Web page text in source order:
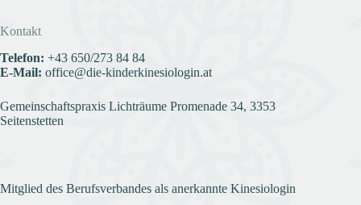
Kontakt
Telefon: +43 650/273 84 84
E-Mail: office@die-kinderkinesiologin.at
Gemeinschaftspraxis Lichträume Promenade 34, 3353
Seitenstetten
Mitglied des Berufsverbandes als anerkannte Kinesiologin